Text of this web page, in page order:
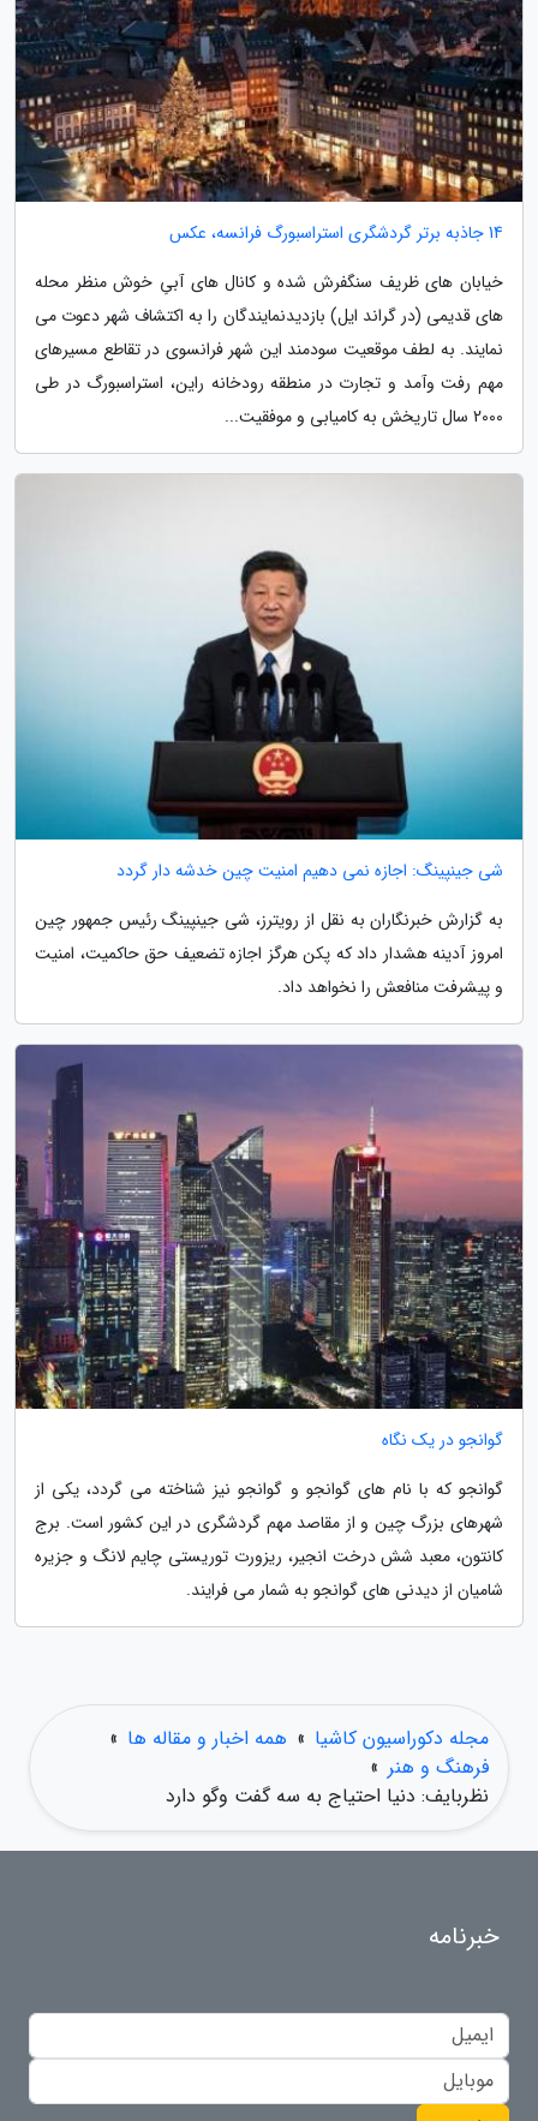
14 جاذبه برتر گردشگری استراسبورگ فرانسه، عکس
خیابان های ظریف سنگفرش شده و کانال های آبیِ خوش منظر محله
های قدیمی (در گراند ایل) بازدیدنمایندگان را به اکتشاف شهر دعوت می
نمایند. به لطف موقعیت سودمند این شهر فرانسوی در تقاطع مسیرهای
مهم رفت وآمد و تجارت در منطقه رودخانه راین، استراسبورگ در طی
2000 سال تاریخش به کامیابی و موفقیت...
شی جینپینگ: اجازه نمی دهیم امنیت چین خدشه دار گردد
به گزارش خبرنگاران به نقل از رویترز، شی جینپینگ رئیس جمهور چین
امروز آدینه هشدار داد که پکن هرگز اجازه تضعیف حق حاکمیت، امنیت
و پیشرفت منافعش را نخواهد داد.
گوانجو در یک نگاه
گوانجو که با نام های گوانجو و گوانجو نیز شناخته می گردد، یکی از
شهرهای بزرگ چین و از مقاصد مهم گردشگری در این کشور است. برج
کانتون، معبد شش درخت انجیر، ریزورت توریستی چایم لانگ و جزیره
شامیان از دیدنی های گوانجو به شمار می فرایند.
مجله دکوراسیون کاشیا » همه اخبار و مقاله ها »
فرهنگ و هنر »
نظربایف: دنیا احتیاج به سه گفت وگو دارد
خبرنامه